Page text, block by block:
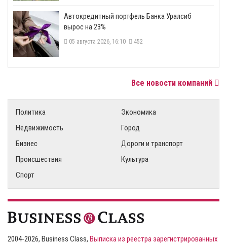
​Автокредитный портфель Банка Уралсиб
вырос на 23%
05 августа 2026, 16:10 452
Все новости компаний
Политика
Экономика
Недвижимость
Город
Бизнес
Дороги и транспорт
Происшествия
Культура
Спорт
2004-2026, Business Class, Выписка из реестра зарегистрированных